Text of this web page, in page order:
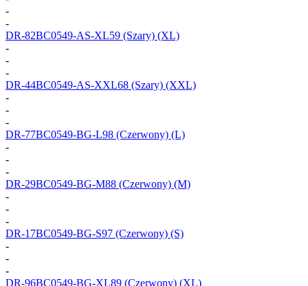
-
-
DR-82BC0549-AS-XL59 (Szary) (XL)
-
-
-
DR-44BC0549-AS-XXL68 (Szary) (XXL)
-
-
-
DR-77BC0549-BG-L98 (Czerwony) (L)
-
-
-
DR-29BC0549-BG-M88 (Czerwony) (M)
-
-
-
DR-17BC0549-BG-S97 (Czerwony) (S)
-
-
-
DR-96BC0549-BG-XL89 (Czerwony) (XL)